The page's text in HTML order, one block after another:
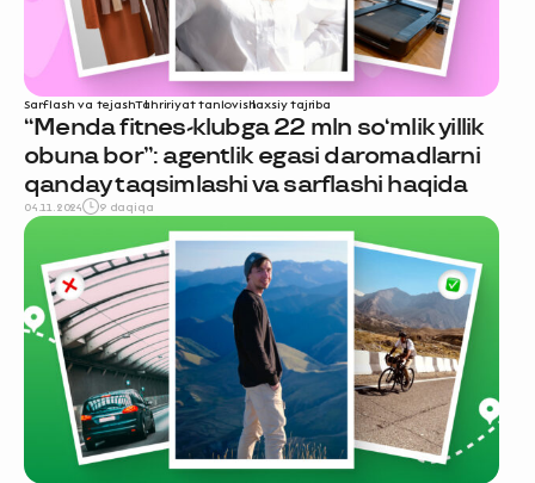
Sarflash va tejashTahririyat tanlovishaxsiy tajriba
“Menda fitnes-klubga 22 mln so‘mlik yillik
obuna bor”: agentlik egasi daromadlarni
qanday taqsimlashi va sarflashi haqida
04.11.2024 9 daqiqa